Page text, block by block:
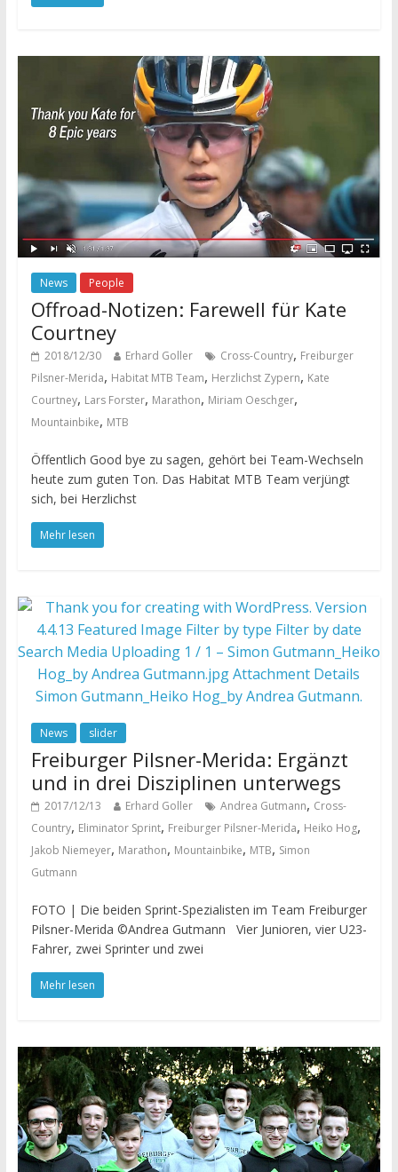
News People
Offroad-Notizen: Farewell für Kate
Courtney
2018/12/30 Erhard Goller Cross-Country, Freiburger
Pilsner-Merida, Habitat MTB Team, Herzlichst Zypern, Kate
Courtney, Lars Forster, Marathon, Miriam Oeschger,
Mountainbike, MTB
Öffentlich Good bye zu sagen, gehört bei Team-Wechseln
heute zum guten Ton. Das Habitat MTB Team verjüngt
sich, bei Herzlichst
Mehr lesen
News slider
Freiburger Pilsner-Merida: Ergänzt
und in drei Disziplinen unterwegs
2017/12/13 Erhard Goller Andrea Gutmann, Cross-
Country, Eliminator Sprint, Freiburger Pilsner-Merida, Heiko Hog,
Jakob Niemeyer, Marathon, Mountainbike, MTB, Simon
Gutmann
FOTO | Die beiden Sprint-Spezialisten im Team Freiburger
Pilsner-Merida ©Andrea Gutmann Vier Junioren, vier U23-
Fahrer, zwei Sprinter und zwei
Mehr lesen